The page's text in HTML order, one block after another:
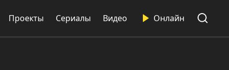
Проекты Сериалы Видео Онлайн